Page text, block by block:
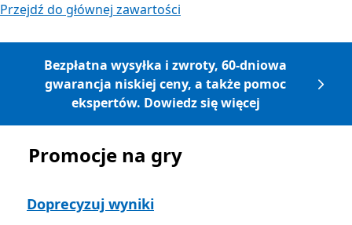
Przejdź do głównej zawartości
Bezpłatna wysyłka i zwroty, 60-dniowa
gwarancja niskiej ceny, a także pomoc
ekspertów. Dowiedz się więcej
Lista Microsoft.com
Promocje na gry
Doprecyzuj wyniki